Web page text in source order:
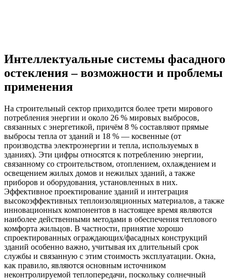
Интеллектуальные системы фасадного
остекления – возможности и проблемы
применения
На строительный сектор приходится более трети мирового
потребления энергии и около 26 % мировых выбросов,
связанных с энергетикой, причём 8 % составляют прямые
выбросы тепла от зданий и 18 % — косвенные (от
производства электроэнергии и тепла, используемых в
зданиях). Эти цифры относятся к потреблению энергии,
связанному со строительством, отоплением, охлаждением и
освещением жилых домов и нежилых зданий, а также
приборов и оборудования, установленных в них.
Эффективное проектирование зданий и интеграция
высокоэффективных теплоизоляционных материалов, а также
инновационных компонентов в настоящее время являются
наиболее действенными методами в обеспечения теплового
комфорта жильцов. В частности, принятие хорошо
спроектированных ограждающих/фасадных конструкций
зданий особенно важно, учитывая их длительный срок
службы и связанную с этим стоимость эксплуатации. Окна,
как правило, являются основным источником
неконтролируемой теплопередачи, поскольку солнечный